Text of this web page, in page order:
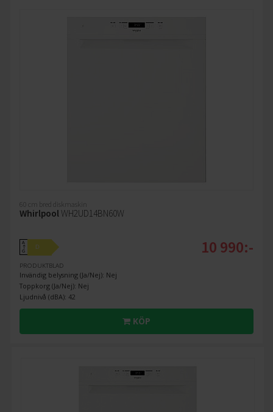
60 cm bred diskmaskin
WhirlpoolWH2UD14BN60W
A
↑
G
D
PRODUKTBLAD
Invändig belysning (Ja/Nej): Nej
Toppkorg (Ja/Nej): Nej
Ljudnivå (dBA): 42
10 990:-
KÖP